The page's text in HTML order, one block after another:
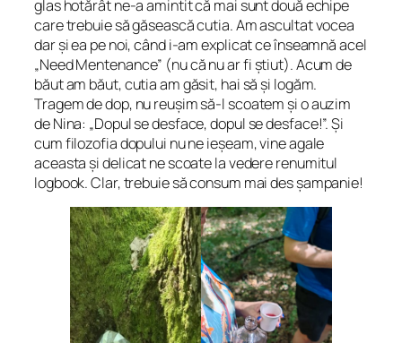
glas hotărât ne-a amintit că mai sunt două echipe
care trebuie să găsească cutia. Am ascultat vocea
dar și ea pe noi, când i-am explicat ce înseamnă acel
„Need Mentenance” (nu că nu ar fi știut). Acum de
băut am băut, cutia am găsit, hai să și logăm.
Tragem de dop, nu reușim să-l scoatem și o auzim
de Nina: „Dopul se desface, dopul se desface!”. Și
cum filozofia dopului nu ne ieșeam, vine agale
aceasta și delicat ne scoate la vedere renumitul
logbook. Clar, trebuie să consum mai des șampanie!